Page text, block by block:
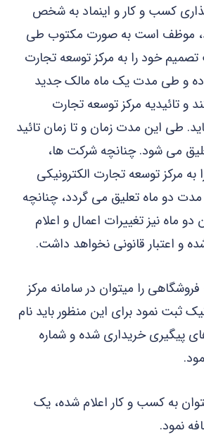
کسب و کار و اینماد به شخص
موظف است به صورت مکتوب طی
۴۸ ساعت تصمیم خود را به مرکز توسعه تجارت
و طی مدت یک ماه مالک جدید
و تائیدیه مرکز توسعه تجارت
طی این مدت زمان و تا زمان تائید
می ‌شود. چنانچه شرکت ها،
به مرکز توسعه تجارت الکترونیکی
مدت دو ماه تعلیق می گردد، چنانچه
ماه نیز تغییرات اعمال و اعلام
و اعتبار قانونی نخواهد داشت.
را میتوان در سامانه مرکز
ثبت نمود برای این منظور باید نام
پیگیری خریداری شده و شماره
به کسب و کار اعلام شده، یک
نمود.